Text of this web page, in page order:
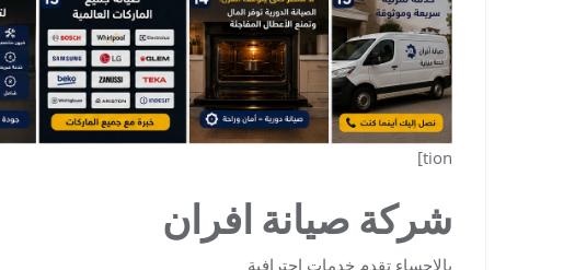
tion]
شركة صيانة افران
بالاحساء تقدم خدمات احترافية